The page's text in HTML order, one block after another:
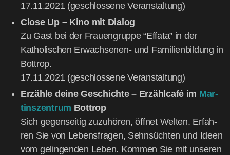
17.11.2021 (geschlos­se­ne Veranstaltung)
Clo­se Up – Kino mit Dia­log
Zu Gast bei der Frau­en­grup­pe “Effata” in der
Katho­li­schen Erwach­se­nen- und Fami­li­en­bil­dung in
Bot­trop.
17.11.2021 (geschlos­se­ne Veranstaltung)
Erzäh­le dei­ne Geschich­te – Erzähl­ca­fé im Mar­
tins­zen­trum Bot­trop
Sich gegen­sei­tig zuzu­hö­ren, öff­net Wel­ten. Erfah­
ren Sie von Lebens­fra­gen, Sehn­süch­ten und Ideen
vom gelin­gen­den Leben. Kom­men Sie mit unse­ren